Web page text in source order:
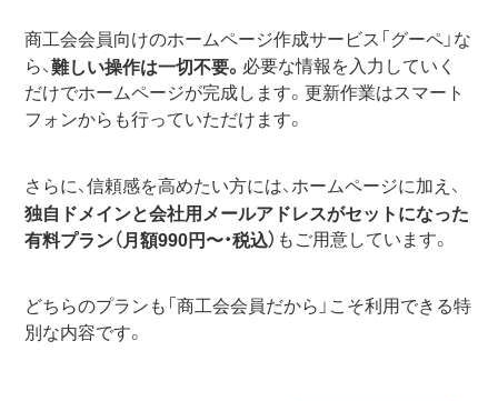
商工会会員向けのホームページ作成サービス「グーペ」な
ら、難しい操作は一切不要。 必要な情報を入力していく
だけでホームページが完成します。更新作業はスマート
フォンからも行っていただけます。
さらに、信頼感を高めたい方には、ホームページに加え、
独自ドメインと会社用メールアドレスがセットになった
有料プラン（月額990円〜・税込） もご用意しています。
どちらのプランも「商工会会員だから」こそ利用できる特
別な内容です。